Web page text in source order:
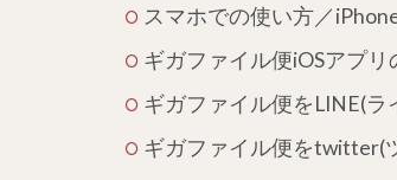
スマホでの使い方／
ギガファイル便iOSアプ
ギガファイル便をLINE(
ギガファイル便をtwitter(